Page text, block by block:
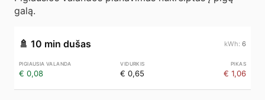
galą.
🚿 10 min dušas 6
€ 0,08 € 0,65 € 1,06